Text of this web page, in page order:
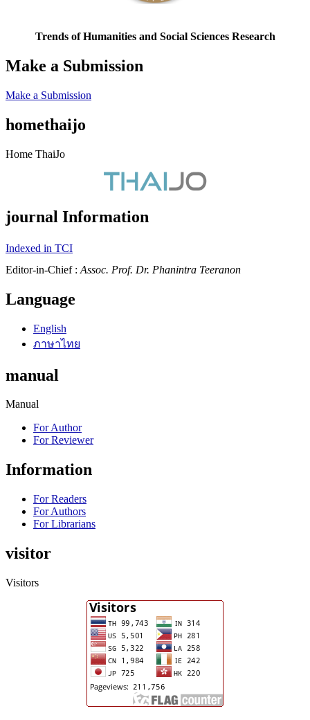
Trends of Humanities and Social Sciences Research
Make a Submission
Make a Submission
homethaijo
Home ThaiJo
journal Information
Indexed in TCI
Editor-in-Chief : Assoc. Prof. Dr. Phanintra Teeranon
Language
English
ภาษาไทย
manual
Manual
For Author
For Reviewer
Information
For Readers
For Authors
For Librarians
visitor
Visitors